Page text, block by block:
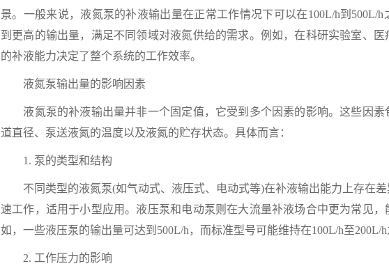
景。一般来说，液氮泵的补液输出量在正常工作情况下可以在100L/h到500L/
到更高的输出量，满足不同领域对液氮供给的需求。例如，在科研实验室、
的补液能力决定了整个系统的工作效率。
液氮泵输出量的影响因素
液氮泵的补液输出量并非一个固定值，它受到多个因素的影响。这些因素
道直径、泵送液氮的温度以及液氮的贮存状态。具体而言：
1. 泵的类型和结构
不同类型的液氮泵(如气动式、液压式、电动式等)在补液输出能力上存在差
速工作，适用于小型应用。液压泵和电动泵则在大流量补液场合中更为常见
如，一些液压泵的输出量可达到500L/h，而标准型号可能维持在100L/h至200L/h
2. 工作压力的影响